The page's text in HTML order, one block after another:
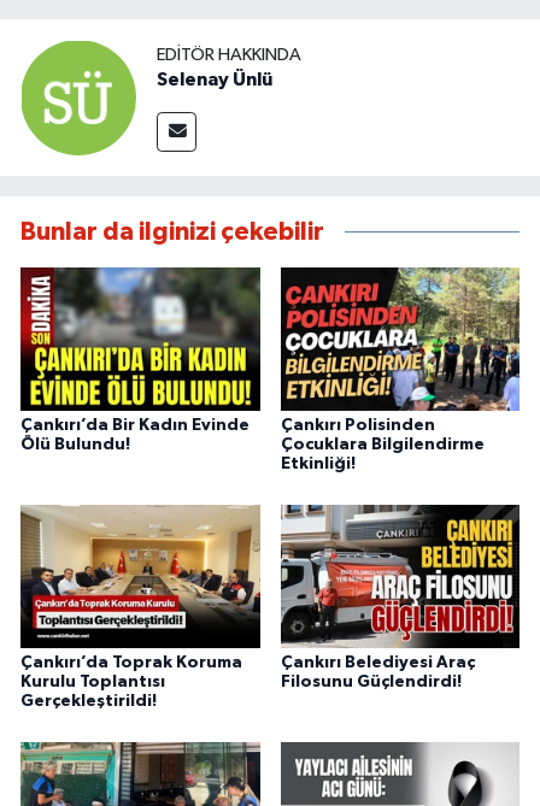
EDITÖR HAKKINDA
Selenay Ünlü
Bunlar da ilginizi çekebilir
Çankırı’da Bir Kadın Evinde
Ölü Bulundu!
Çankırı Polisinden
Çocuklara Bilgilendirme
Etkinliği!
Çankırı’da Toprak Koruma
Kurulu Toplantısı
Gerçekleştirildi!
Çankırı Belediyesi Araç
Filosunu Güçlendirdi!